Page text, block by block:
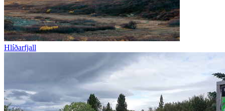
Hlíðarfjall